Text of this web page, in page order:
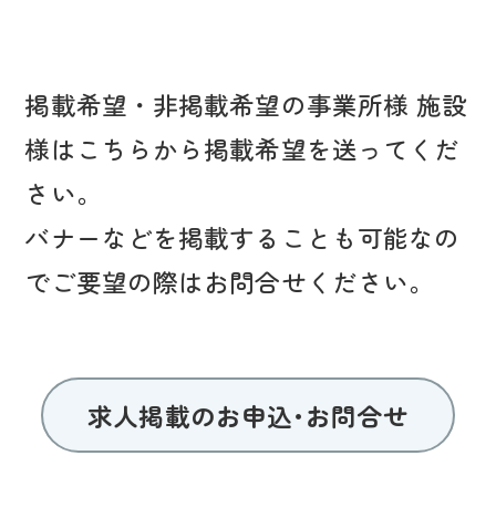
掲載希望・非掲載希望の事業所様 施設
様はこちらから掲載希望を送ってくだ
さい。
バナーなどを掲載することも可能なの
でご要望の際はお問合せください。
求人掲載のお申込･お問合せ